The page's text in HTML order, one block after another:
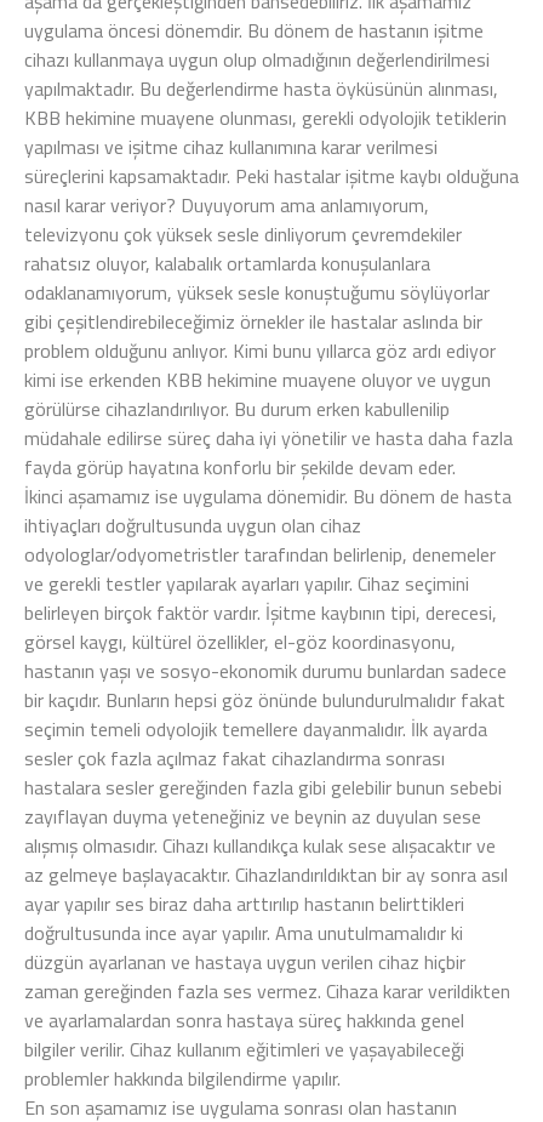
uygulama öncesi dönemdir. Bu dönem de hastanın işitme
cihazı kullanmaya uygun olup olmadığının değerlendirilmesi
yapılmaktadır. Bu değerlendirme hasta öyküsünün alınması,
KBB hekimine muayene olunması, gerekli odyolojik tetiklerin
yapılması ve işitme cihaz kullanımına karar verilmesi
süreçlerini kapsamaktadır. Peki hastalar işitme kaybı olduğuna
nasıl karar veriyor? Duyuyorum ama anlamıyorum,
televizyonu çok yüksek sesle dinliyorum çevremdekiler
rahatsız oluyor, kalabalık ortamlarda konuşulanlara
odaklanamıyorum, yüksek sesle konuştuğumu söylüyorlar
gibi çeşitlendirebileceğimiz örnekler ile hastalar aslında bir
problem olduğunu anlıyor. Kimi bunu yıllarca göz ardı ediyor
kimi ise erkenden KBB hekimine muayene oluyor ve uygun
görülürse cihazlandırılıyor. Bu durum erken kabullenilip
müdahale edilirse süreç daha iyi yönetilir ve hasta daha fazla
fayda görüp hayatına konforlu bir şekilde devam eder.
İkinci aşamamız ise uygulama dönemidir. Bu dönem de hasta
ihtiyaçları doğrultusunda uygun olan cihaz
odyologlar/odyometristler tarafından belirlenip, denemeler
ve gerekli testler yapılarak ayarları yapılır. Cihaz seçimini
belirleyen birçok faktör vardır. İşitme kaybının tipi, derecesi,
görsel kaygı, kültürel özellikler, el-göz koordinasyonu,
hastanın yaşı ve sosyo-ekonomik durumu bunlardan sadece
bir kaçıdır. Bunların hepsi göz önünde bulundurulmalıdır fakat
seçimin temeli odyolojik temellere dayanmalıdır. İlk ayarda
sesler çok fazla açılmaz fakat cihazlandırma sonrası
hastalara sesler gereğinden fazla gibi gelebilir bunun sebebi
zayıflayan duyma yeteneğiniz ve beynin az duyulan sese
alışmış olmasıdır. Cihazı kullandıkça kulak sese alışacaktır ve
az gelmeye başlayacaktır. Cihazlandırıldıktan bir ay sonra asıl
ayar yapılır ses biraz daha arttırılıp hastanın belirttikleri
doğrultusunda ince ayar yapılır. Ama unutulmamalıdır ki
düzgün ayarlanan ve hastaya uygun verilen cihaz hiçbir
zaman gereğinden fazla ses vermez. Cihaza karar verildikten
ve ayarlamalardan sonra hastaya süreç hakkında genel
bilgiler verilir. Cihaz kullanım eğitimleri ve yaşayabileceği
problemler hakkında bilgilendirme yapılır.
En son aşamamız ise uygulama sonrası olan hastanın